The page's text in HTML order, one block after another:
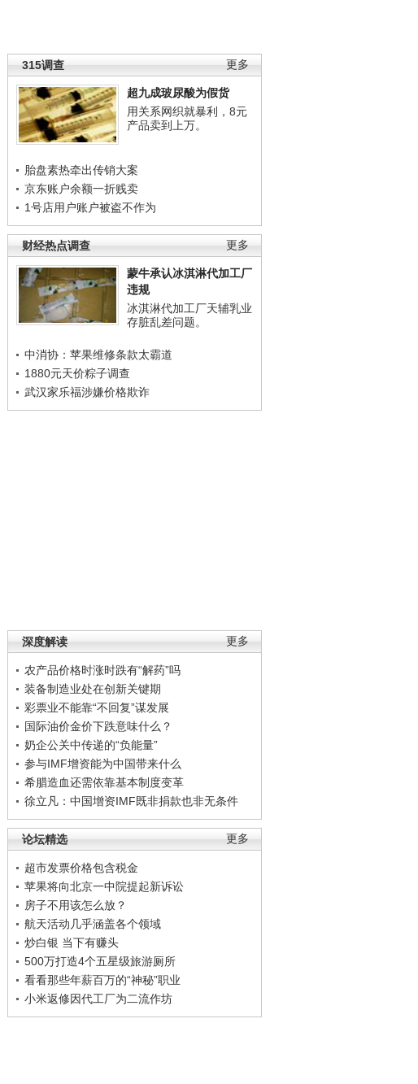
更多
315调查
超九成玻尿酸为假货
用关系网织就暴利，8元
产品卖到上万。
胎盘素热牵出传销大案
京东账户余额一折贱卖
1号店用户账户被盗不作为
更多
财经热点调查
蒙牛承认冰淇淋代加工厂
违规
冰淇淋代加工厂天辅乳业
存脏乱差问题。
中消协：苹果维修条款太霸道
1880元天价粽子调查
武汉家乐福涉嫌价格欺诈
更多
深度解读
农产品价格时涨时跌有“解药”吗
装备制造业处在创新关键期
彩票业不能靠“不回复”谋发展
国际油价金价下跌意味什么？
奶企公关中传递的“负能量”
参与IMF增资能为中国带来什么
希腊造血还需依靠基本制度变革
徐立凡：中国增资IMF既非捐款也非无条件
更多
论坛精选
超市发票价格包含税金
苹果将向北京一中院提起新诉讼
房子不用该怎么放？
航天活动几乎涵盖各个领域
炒白银 当下有赚头
500万打造4个五星级旅游厕所
看看那些年薪百万的“神秘”职业
小米返修因代工厂为二流作坊